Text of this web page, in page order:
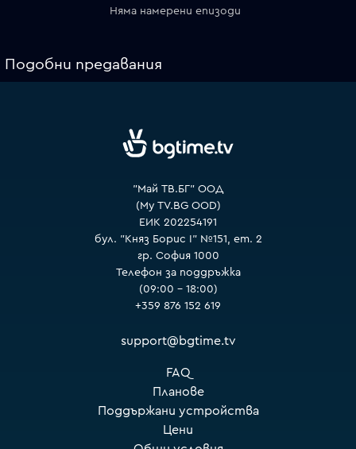
Няма намерени епизоди
Подобни предавания
"Май ТВ.БГ" ООД
(My TV.BG OOD)
ЕИК 202254191
бул. "Княз Борис I" №151, ет. 2
гр. София 1000
Телефон за поддръжка
(09:00 – 18:00)
+359 876 152 619
support@bgtime.tv
FAQ
Планове
Поддържани устройства
Цени